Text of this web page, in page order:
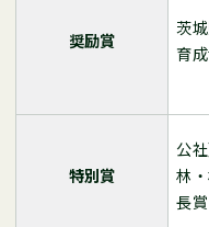
奨励賞
茨
育
特別賞
公
林
長賞